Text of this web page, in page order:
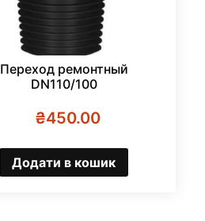
Переход ремонтный
DN110/100
₴450.00
Додати в кошик